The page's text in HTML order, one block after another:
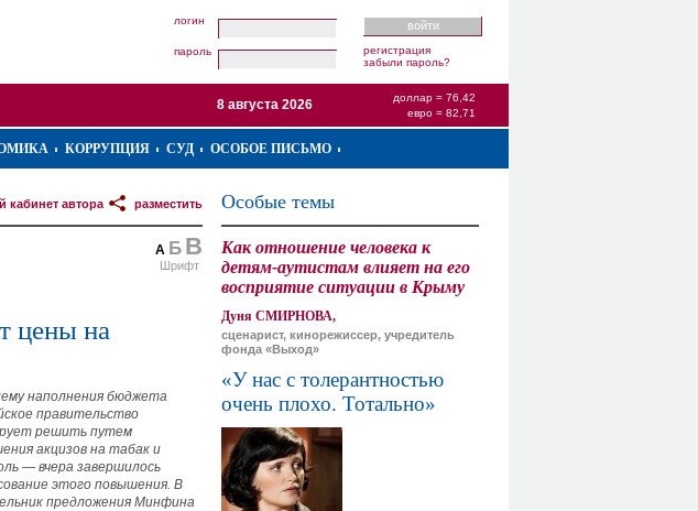
логин
пароль
регистрация
забыли пароль?
доллар = 76,42
евро = 82,71
8 августа 2026
КОРРУПЦИЯ СУД ОСОБОЕ ПИСЬМО
разместить
кабинет автора
А Б В
Шрифт
цены на
наполнения бюджета
правительство
решить путем
акцизов на табак и
— вчера завершилось
этого повышения. В
предложения Минфина
Особые темы
Как отношение человека к
детям-аутистам влияет на его
восприятие ситуации в Крыму
Дуня СМИРНОВА,
сценарист, кинорежиссер, учредитель
фонда «Выход»
«У нас с толерантностью
очень плохо. Тотально»